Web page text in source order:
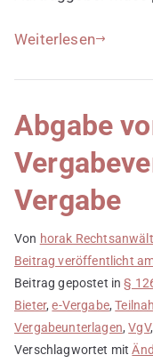
Weiterlesen
Abgabe
Vergabe
Von horak
Beitrag veröffentlicht
Beitrag gepostet in§
Bieter,e-Vergabe,
Vergabeunterlagen,VgV
Verschlagwortet mit